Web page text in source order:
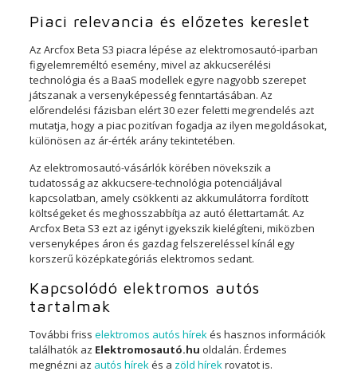
Piaci relevancia és előzetes kereslet
Az Arcfox Beta S3 piacra lépése az elektromosautó-iparban
figyelemreméltó esemény, mivel az akkucserélési
technológia és a BaaS modellek egyre nagyobb szerepet
játszanak a versenyképesség fenntartásában. Az
előrendelési fázisban elért 30 ezer feletti megrendelés azt
mutatja, hogy a piac pozitívan fogadja az ilyen megoldásokat,
különösen az ár-érték arány tekintetében.
Az elektromosautó-vásárlók körében növekszik a
tudatosság az akkucsere-technológia potenciáljával
kapcsolatban, amely csökkenti az akkumulátorra fordított
költségeket és meghosszabbítja az autó élettartamát. Az
Arcfox Beta S3 ezt az igényt igyekszik kielégíteni, miközben
versenyképes áron és gazdag felszereléssel kínál egy
korszerű középkategóriás elektromos sedant.
Kapcsolódó elektromos autós
tartalmak
További friss elektromos autós hírekés hasznos információk
találhatók az Elektromosautó.hu oldalán. Érdemes
megnézni az autós hírekés a zöld hírekrovatot is.